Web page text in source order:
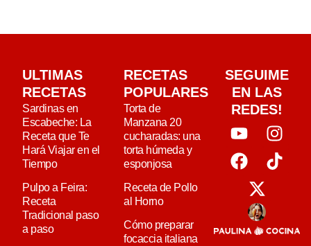
ULTIMAS
RECETAS
Sardinas en
Escabeche: La
Receta que Te
Hará Viajar en el
Tiempo
Pulpo a Feira:
Receta
Tradicional paso
a paso
RECETAS
POPULARES
Torta de
Manzana 20
cucharadas: una
torta húmeda y
esponjosa
Receta de Pollo
al Horno
Cómo preparar
focaccia italiana
SEGUIME
EN LAS
REDES!